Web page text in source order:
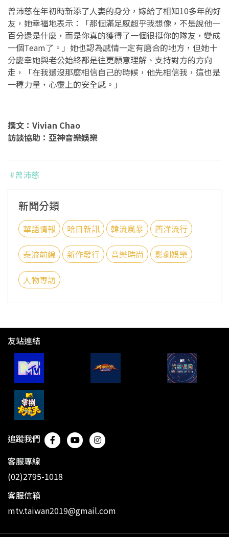
曾沛慈在年初時新添了人妻的身分，嫁給了相知10多年的好
友，她幸福地表示：「那個滿足感超乎我想像，不是說他一
百分還是什麼，而是你真的獲得了一個很挺你的隊友，變成
一個Team了。」她也認為感情一定有磨合的地方，但她十
分慶幸她與老公始終都是往更願意理解、支持對方的方向
走，「在我還沒那麼相信自己的時候，他先相信我，這也是
一種力量，心靈上的安全感。」
撰文：Vivian Chao
訪談協助：亞神音樂娛樂
#曾沛慈
新聞分類
華語情報 哈日新訊 韓流風暴 西洋流行
泰流前線 新作發行 音樂時尚 影劇娛樂
人物專訪
友站連結
追蹤我們
客服專線
(02)2795-1018
客服信箱
mtv.taiwan2019@gmail.com